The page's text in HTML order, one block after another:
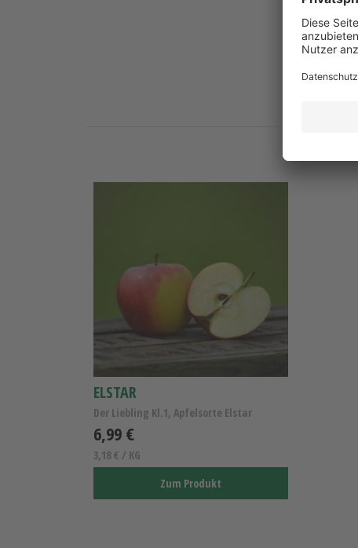
ELSTAR
Der Liebling Kl.1, Apfelsorte Elstar
6,99 €
3,18 € / KG
Zum Produkt